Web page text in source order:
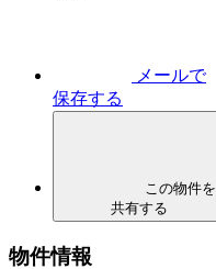
メールで
保存する
この物件を
共有する
物件情報